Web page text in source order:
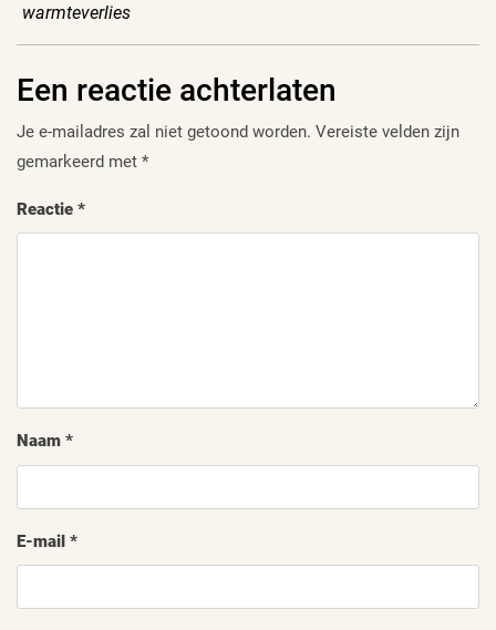
warmteverlies
Een reactie achterlaten
Je e-mailadres zal niet getoond worden. Vereiste velden zijn
gemarkeerd met *
Reactie *
Naam *
E-mail *